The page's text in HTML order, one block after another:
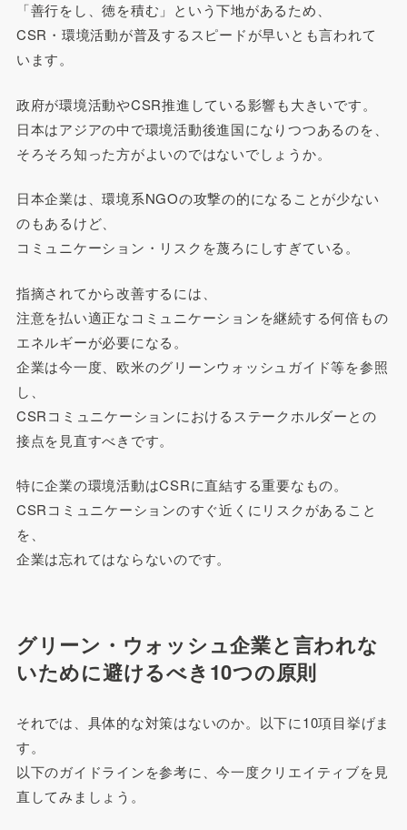
「善行をし、徳を積む」という下地があるため、
CSR・環境活動が普及するスピードが早いとも言われて
います。
政府が環境活動やCSR推進している影響も大きいです。
日本はアジアの中で環境活動後進国になりつつあるのを、
そろそろ知った方がよいのではないでしょうか。
日本企業は、環境系NGOの攻撃の的になることが少ない
のもあるけど、
コミュニケーション・リスクを蔑ろにしすぎている。
指摘されてから改善するには、
注意を払い適正なコミュニケーションを継続する何倍もの
エネルギーが必要になる。
企業は今一度、欧米のグリーンウォッシュガイド等を参照
し、
CSRコミュニケーションにおけるステークホルダーとの
接点を見直すべきです。
特に企業の環境活動はCSRに直結する重要なもの。
CSRコミュニケーションのすぐ近くにリスクがあること
を、
企業は忘れてはならないのです。
グリーン・ウォッシュ企業と言われな
いために避けるべき10つの原則
それでは、具体的な対策はないのか。以下に10項目挙げま
す。
以下のガイドラインを参考に、今一度クリエイティブを見
直してみましょう。